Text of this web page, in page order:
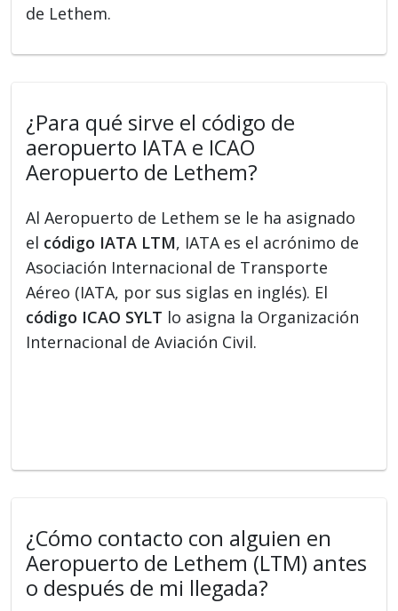
de Lethem.
¿Para qué sirve el código de
aeropuerto IATA e ICAO
Aeropuerto de Lethem?
Al Aeropuerto de Lethem se le ha asignado
el código IATA LTM, IATA es el acrónimo de
Asociación Internacional de Transporte
Aéreo (IATA, por sus siglas en inglés). El
código ICAO SYLT lo asigna la Organización
Internacional de Aviación Civil.
¿Cómo contacto con alguien en
Aeropuerto de Lethem (LTM) antes
o después de mi llegada?